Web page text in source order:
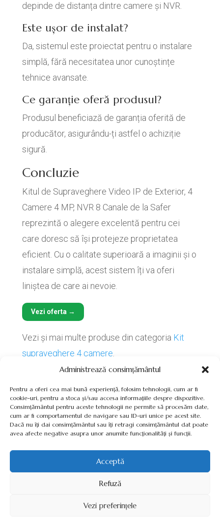
Administrează consimțământul
Pentru a oferi cea mai bună experiență, folosim tehnologii, cum ar fi
cookie-uri, pentru a stoca și/sau accesa informațiile despre dispozitive.
Consimțământul pentru aceste tehnologii ne permite să procesăm date,
cum ar fi comportamentul de navigare sau ID-uri unice pe acest site.
Dacă nu îți dai consimțământul sau îți retragi consimțământul dat poate
avea afecte negative asupra unor anumite funcționalități și funcții.
Acceptă
Refuză
Vezi preferințele
depinde de distanța dintre camere și NVR.
Este ușor de instalat?
Da, sistemul este proiectat pentru o instalare
simplă, fără necesitatea unor cunoștințe
tehnice avansate.
Ce garanție oferă produsul?
Produsul beneficiază de garanția oferită de
producător, asigurându-ți astfel o achiziție
sigură.
Concluzie
Kitul de Supraveghere Video IP de Exterior, 4
Camere 4 MP, NVR 8 Canale de la Safer
reprezintă o alegere excelentă pentru cei
care doresc să își protejeze proprietatea
eficient. Cu o calitate superioară a imaginii și o
instalare simplă, acest sistem îți va oferi
liniștea de care ai nevoie.
Vezi oferta →
Vezi și mai multe produse din categoria Kit
supraveghere 4 camere
Termeni, Condiții & Protecția Datelor (GDPR)
DREPTURILE REZERVATE